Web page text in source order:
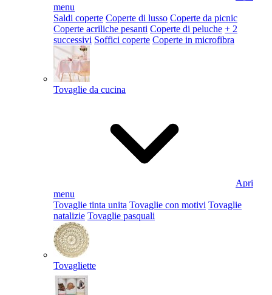
menu
Saldi coperte Coperte di lusso Coperte da picnic
Coperte acriliche pesanti Coperte di peluche + 2
successivi Soffici coperte Coperte in microfibra
Tovaglie da cucina
Apri
menu
Tovaglie tinta unita Tovaglie con motivi Tovaglie
natalizie Tovaglie pasquali
Tovagliette